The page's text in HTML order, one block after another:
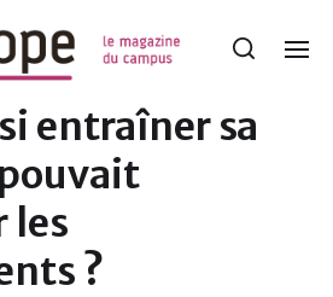
entraîner sa
les
?